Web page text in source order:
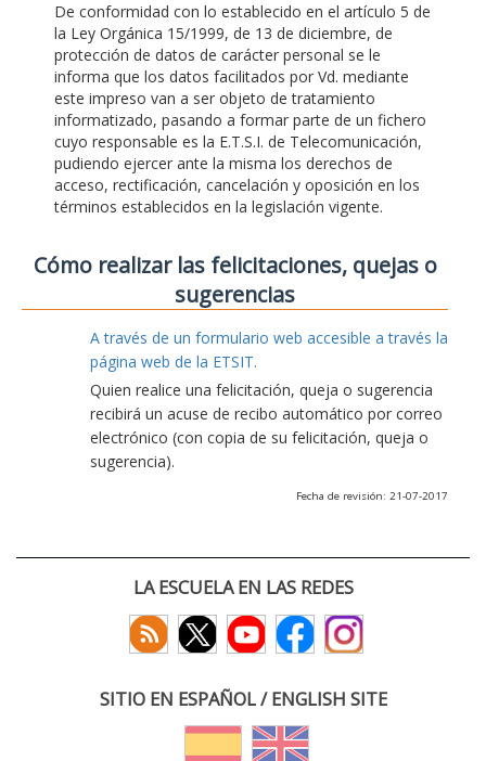
De conformidad con lo establecido en el artículo 5 de
la Ley Orgánica 15/1999, de 13 de diciembre, de
protección de datos de carácter personal se le
informa que los datos facilitados por Vd. mediante
este impreso van a ser objeto de tratamiento
informatizado, pasando a formar parte de un fichero
cuyo responsable es la E.T.S.I. de Telecomunicación,
pudiendo ejercer ante la misma los derechos de
acceso, rectificación, cancelación y oposición en los
términos establecidos en la legislación vigente.
Cómo realizar las felicitaciones, quejas o
sugerencias
A través de un formulario web accesible a través la
página web de la ETSIT.
Quien realice una felicitación, queja o sugerencia
recibirá un acuse de recibo automático por correo
electrónico (con copia de su felicitación, queja o
sugerencia).
Fecha de revisión: 21-07-2017
LA ESCUELA EN LAS REDES
SITIO EN ESPAÑOL / ENGLISH SITE